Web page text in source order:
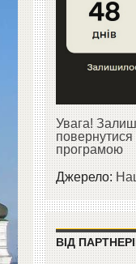
Увага!
програмою
Джерело:
ВІД